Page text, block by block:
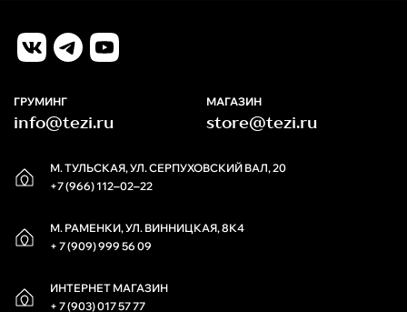
М. ТУЛЬСКАЯ, УЛ. СЕРПУХОВСКИЙ ВАЛ, 20
+7 (966) 112‒02‒22
М. РАМЕНКИ, УЛ. ВИННИЦКАЯ, 8К4
+ 7 (909) 999 56 09
ИНТЕРНЕТ МАГАЗИН
+ 7 (903) 017 57 77
ГРУМИНГ
info@tezi.ru
МАГАЗИН
store@tezi.ru